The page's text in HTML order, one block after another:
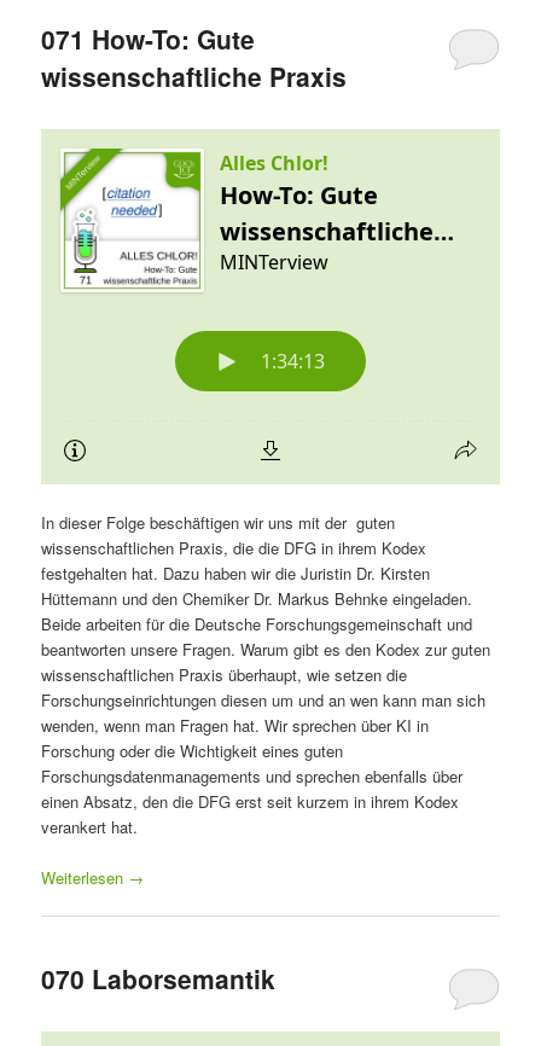
071 How-To: Gute
wissenschaftliche Praxis
In dieser Folge beschäftigen wir uns mit der guten
wissenschaftlichen Praxis, die die DFG in ihrem Kodex
festgehalten hat. Dazu haben wir die Juristin Dr. Kirsten
Hüttemann und den Chemiker Dr. Markus Behnke eingeladen.
Beide arbeiten für die Deutsche Forschungsgemeinschaft und
beantworten unsere Fragen. Warum gibt es den Kodex zur guten
wissenschaftlichen Praxis überhaupt, wie setzen die
Forschungseinrichtungen diesen um und an wen kann man sich
wenden, wenn man Fragen hat. Wir sprechen über KI in
Forschung oder die Wichtigkeit eines guten
Forschungsdatenmanagements und sprechen ebenfalls über
einen Absatz, den die DFG erst seit kurzem in ihrem Kodex
verankert hat.
Weiterlesen →
070 Laborsemantik